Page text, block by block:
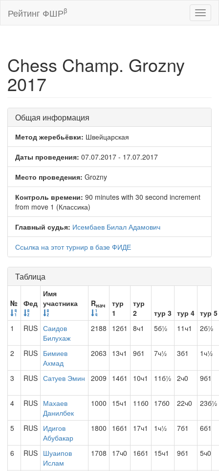
Рейтинг ФШРβ
Chess Champ. Grozny
2017
Общая информация
Метод жеребьёвки: Швейцарская
Даты проведения: 07.07.2017 - 17.07.2017
Место проведения: Grozny
Контроль времени: 90 minutes with 30 second increment
from move 1 (Классика)
Главный судья: Исембаев Билал Адамович
Ссылка на этот турнир в базе ФИДЕ
Таблица
№ Фед
Имя
участника
Rнач
тур
1
тур
2
тур 3 тур 4 тур 5
1
RUS Саидов
Билухаж
2188 12б1 8ч1 5б½ 11ч1 2б½
2 RUS Бимиев
Ахмад
2063 13ч1 9б1 7ч½ 3б1 1ч½
3 RUS Сатуев Эмин 2009 14б1 10ч1 11б½ 2ч0 9б1
4 RUS Махаев
Данилбек
1000 15ч1 11б0 17б0 22ч0 23б½
5 RUS Идигов
Абубакар
1800 16б1 17ч1 1ч½ 7б1 6б1
6 RUS Шуаипов
Ислам
1708 17ч0 16б1 15ч1 9б1 5ч0